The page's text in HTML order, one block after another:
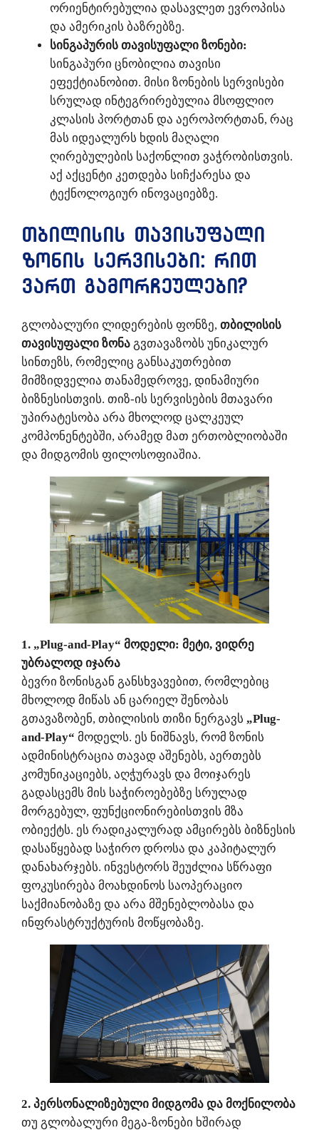
ორიენტირებულია დასავლეთ ევროპისა
და ამერიკის ბაზრებზე.
სინგაპურის თავისუფალი ზონები:
სინგაპური ცნობილია თავისი
ეფექტიანობით. მისი ზონების სერვისები
სრულად ინტეგრირებულია მსოფლიო
კლასის პორტთან და აეროპორტთან, რაც
მას იდეალურს ხდის მაღალი
ღირებულების საქონლით ვაჭრობისთვის.
აქ აქცენტი კეთდება სიჩქარესა და
ტექნოლოგიურ ინოვაციებზე.
თბილისის თავისუფალი
ზონის სერვისები: რით
ვართ გამორჩეულები?
გლობალური ლიდერების ფონზე, თბილისის
თავისუფალი ზონა გვთავაზობს უნიკალურ
სინთეზს, რომელიც განსაკუთრებით
მიმზიდველია თანამედროვე, დინამიური
ბიზნესისთვის. თიზ-ის სერვისების მთავარი
უპირატესობა არა მხოლოდ ცალკეულ
კომპონენტებში, არამედ მათ ერთობლიობაში
და მიდგომის ფილოსოფიაშია.
1. „Plug-and-Play“ მოდელი: მეტი, ვიდრე
უბრალოდ იჯარა
ბევრი ზონისგან განსხვავებით, რომლებიც
მხოლოდ მიწას ან ცარიელ შენობას
გთავაზობენ, თბილისის თიზი ნერგავს „Plug-
and-Play“ მოდელს. ეს ნიშნავს, რომ ზონის
ადმინისტრაცია თავად აშენებს, აერთებს
კომუნიკაციებს, აღჭურავს და მოიჯარეს
გადასცემს მის საჭიროებებზე სრულად
მორგებულ, ფუნქციონირებისთვის მზა
ობიექტს. ეს რადიკალურად ამცირებს ბიზნესის
დასაწყებად საჭირო დროსა და კაპიტალურ
დანახარჯებს. ინვესტორს შეუძლია სწრაფი
ფოკუსირება მოახდინოს საოპერაციო
საქმიანობაზე და არა მშენებლობასა და
ინფრასტრუქტურის მოწყობაზე.
2. პერსონალიზებული მიდგომა და მოქნილობა
თუ გლობალური მეგა-ზონები ხშირად